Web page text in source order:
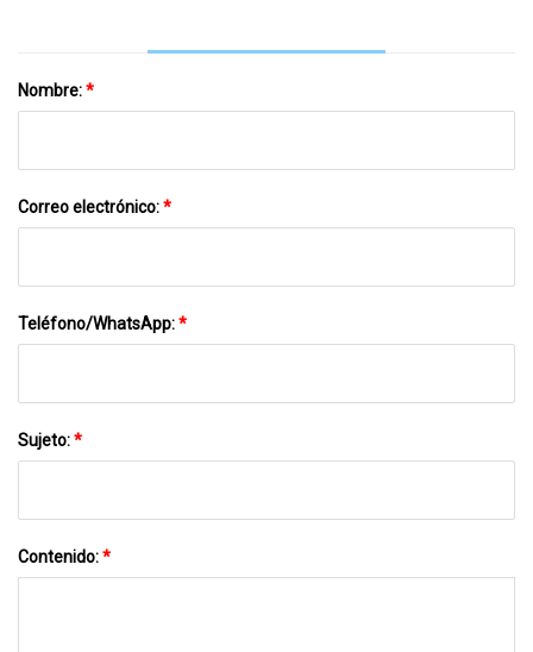
Nombre:*
Correo electrónico:*
Teléfono/WhatsApp:*
Sujeto:*
Contenido:*